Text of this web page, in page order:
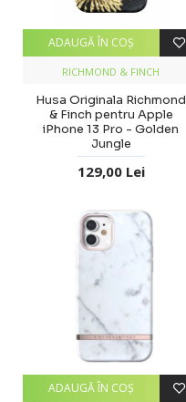
RICHMOND & FINCH
Husa Originala Richmond
& Finch pentru Apple
iPhone 13 Pro - Golden
Jungle
129,00 Lei
ADAUGĂ ÎN COŞ
ADAUGĂ ÎN COŞ